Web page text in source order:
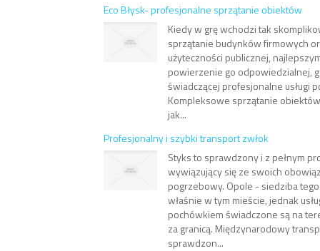
Eco Błysk- profesjonalne sprzątanie obiektów
Kiedy w grę wchodzi tak
sprzątanie budynków firmowych
użyteczności publicznej,
powierzenie go odpowiedzialnej,
świadczącej profesjonalne usługi
Kompleksowe sprzątanie
jak...
Profesjonalny i szybki transport zwłok
Styks to sprawdzony i z pełnym
wywiązujący się ze swoich
pogrzebowy. Opole - siedziba
właśnie w tym mieście, jednak
pochówkiem świadczone są na
za granicą. Międzynarodowy
sprawdzon...